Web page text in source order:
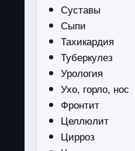
Суставы
Сыпи
Тахикардия
Туберкулез
Урология
Ухо, горло, нос
Фронтит
Целлюлит
Цирроз